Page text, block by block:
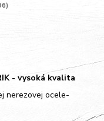
- vysoká kvalita
nerezovej ocele-